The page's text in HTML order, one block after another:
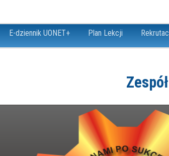
E-dziennik UONET+ Plan Lekcji